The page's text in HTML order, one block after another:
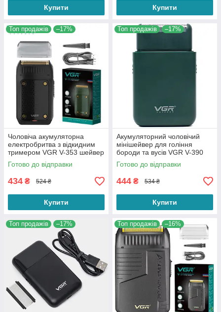
Купити Купити
Топ продажів –17%
Чоловіча акумуляторна
електробритва з відкидним
тримером VGR V-353 шейвер
для гоління бороди та вусів
Готово до відправки
434 ₴ 524 ₴
Купити
Топ продажів –17%
Акумуляторний чоловічий
мінішейвер для гоління
бороди та вусів VGR V-390
для ідеальної гладкості
Green
Готово до відправки
444 ₴ 534 ₴
Купити
Топ продажів –17% Топ продажів –16%